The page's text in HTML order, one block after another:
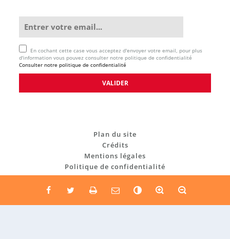
En cochant cette case vous acceptez d'envoyer votre email, pour plus
d'information vous pouvez consulter notre politique de confidentialité
Consulter notre politique de confidentialité
Plan du site
Crédits
Mentions légales
Politique de confidentialité
n